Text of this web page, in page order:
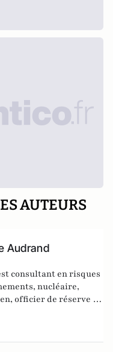
AUTEURS
Audrand
consultant en risques
nucléaire,
officier de réserve et